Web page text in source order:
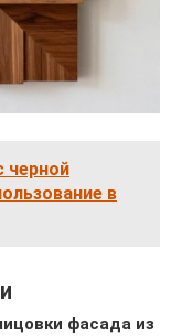
черной
в
фасада из